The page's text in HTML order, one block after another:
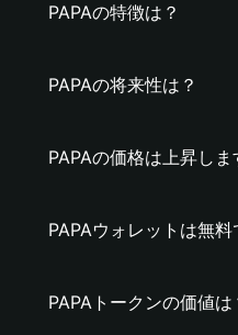
PAPAの特徴は？
PAPAの将来性は？
PAPAの価格は上昇しま
PAPAウォレットは無料
PAPAトークンの価値は